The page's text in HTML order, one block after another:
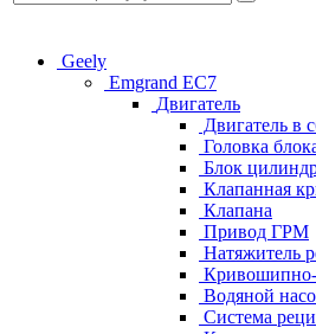
Geely
Emgrand EC7
Двигатель
Двигатель в
Головка
Блок
Клапанная
Клапана
Привод ГРМ
Натяжитель
Водяной
Система